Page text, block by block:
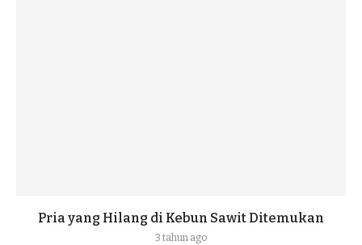
Pria yang Hilang di Kebun Sawit Ditemukan
3 tahun ago